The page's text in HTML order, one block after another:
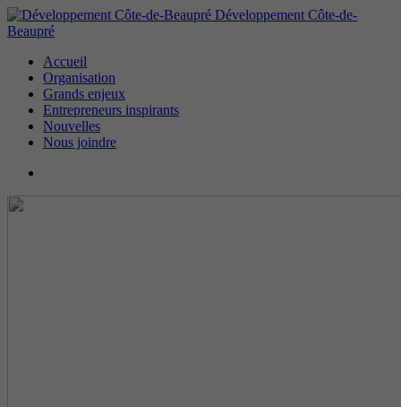
Développement Côte-de-
Beaupré
Accueil
Organisation
Grands enjeux
Entrepreneurs inspirants
Nouvelles
Nous joindre